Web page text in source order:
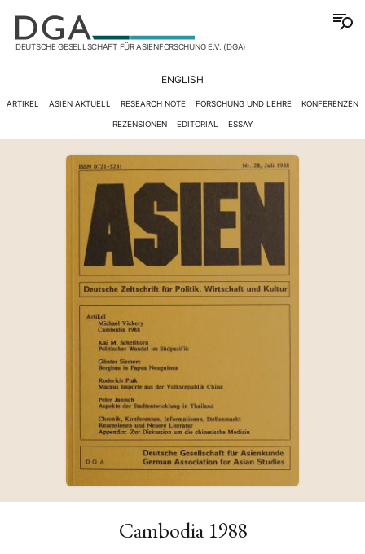
DEUTSCHE GESELLSCHAFT FÜR ASIENFORSCHUNG E.V. (DGA)
ENGLISH
ARTIKEL ASIEN AKTUELL RESEARCH NOTE FORSCHUNG UND LEHRE KONFERENZEN
REZENSIONEN EDITORIAL ESSAY
Cambodia 1988